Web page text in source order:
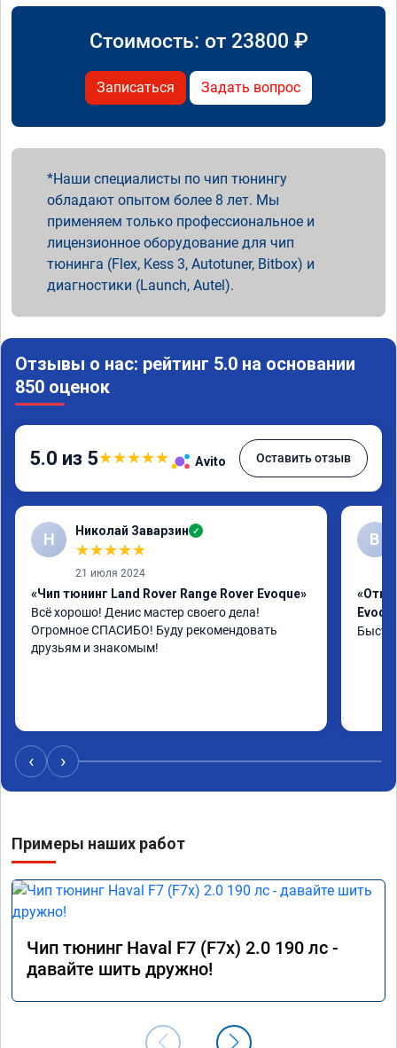
Стоимость: от 23800 ₽
Записаться Задать вопрос
Наши специалисты по чип тюнингу
обладают опытом более 8 лет. Мы
применяем только профессиональное и
лицензионное оборудование для чип
тюнинга (Flex, Kess 3, Autotuner, Bitbox) и
диагностики (Launch, Autel).
Отзывы о нас: рейтинг 5.0 на основании
850 оценок
5.0 из 5★★★★★ Avito Оставить отзыв
Н Николай Заварзин ✓
★★★★★
21 июля 2024
«Чип тюнинг Land Rover Range Rover Evoque»
Всё хорошо! Денис мастер своего дела!
Огромное СПАСИБО! Буду рекомендовать
друзьям и знакомым!
В
‹ ›
Примеры наших работ
Чип тюнинг Haval F7 (F7x) 2.0 190 лс -
давайте шить дружно!